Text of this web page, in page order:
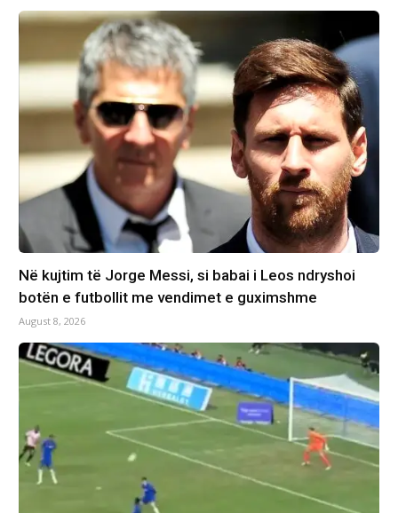
Në kujtim të Jorge Messi, si babai i Leos ndryshoi
botën e futbollit me vendimet e guximshme
August 8, 2026